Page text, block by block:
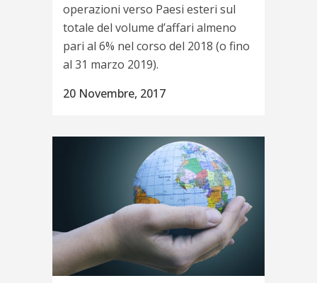
operazioni verso Paesi esteri sul
totale del volume d’affari almeno
pari al 6% nel corso del 2018 (o fino
al 31 marzo 2019).
20 Novembre, 2017